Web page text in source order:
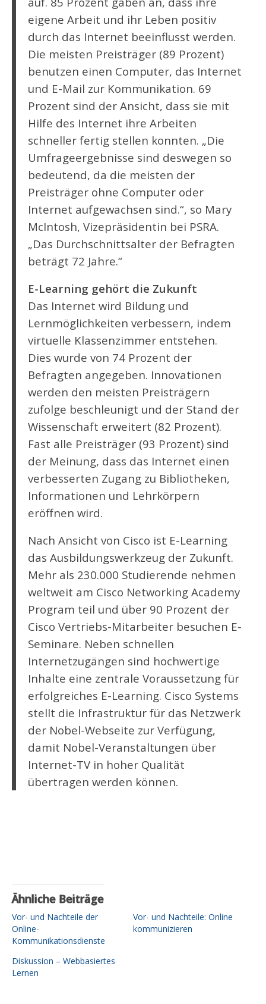
eigene Arbeit und ihr Leben positiv
durch das Internet beeinflusst werden.
Die meisten Preisträger (89 Prozent)
benutzen einen Computer, das Internet
und E-Mail zur Kommunikation. 69
Prozent sind der Ansicht, dass sie mit
Hilfe des Internet ihre Arbeiten
schneller fertig stellen konnten. „Die
Umfrageergebnisse sind deswegen so
bedeutend, da die meisten der
Preisträger ohne Computer oder
Internet aufgewachsen sind.“, so Mary
McIntosh, Vizepräsidentin bei PSRA.
„Das Durchschnittsalter der Befragten
beträgt 72 Jahre.“
E-Learning gehört die Zukunft
Das Internet wird Bildung und
Lernmöglichkeiten verbessern, indem
virtuelle Klassenzimmer entstehen.
Dies wurde von 74 Prozent der
Befragten angegeben. Innovationen
werden den meisten Preisträgern
zufolge beschleunigt und der Stand der
Wissenschaft erweitert (82 Prozent).
Fast alle Preisträger (93 Prozent) sind
der Meinung, dass das Internet einen
verbesserten Zugang zu Bibliotheken,
Informationen und Lehrkörpern
eröffnen wird.
Nach Ansicht von Cisco ist E-Learning
das Ausbildungswerkzeug der Zukunft.
Mehr als 230.000 Studierende nehmen
weltweit am Cisco Networking Academy
Program teil und über 90 Prozent der
Cisco Vertriebs-Mitarbeiter besuchen E-
Seminare. Neben schnellen
Internetzugängen sind hochwertige
Inhalte eine zentrale Voraussetzung für
erfolgreiches E-Learning. Cisco Systems
stellt die Infrastruktur für das Netzwerk
der Nobel-Webseite zur Verfügung,
damit Nobel-Veranstaltungen über
Internet-TV in hoher Qualität
übertragen werden können.
Ähnliche Beiträge
Vor- und Nachteile der
Online-
Kommunikationsdienste
Vor- und Nachteile: Online
kommunizieren
Diskussion – Webbasiertes
Lernen